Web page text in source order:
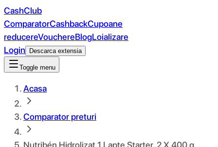
CashClub
ComparatorCashbackCupoane
reducereVouchereBlogLoializare
Login
Descarca extensia
Toggle menu
Acasa
Comparator preturi
Nutribén Hidrolizat 1 Lapte Starter, 2 X 400 g